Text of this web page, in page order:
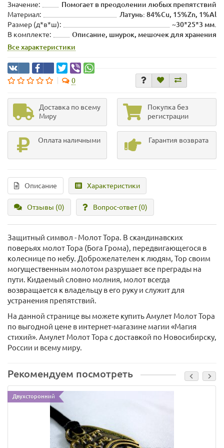
Значение:
Помогает в преодолении любых препятствий
Материал:
Латунь: 84%Cu, 15%Zn, 1%Al
Размер (д*в*ш):
~30*25*3 мм.
В комплекте:
Описание, шнурок, мешочек для хранения
Все характеристики
0
Доставка по всему
Миру
Покупка без
регистрации
Оплата наличными Гарантия возврата
Описание Характеристики
Отзывы (0) Вопрос-ответ(0)
Защитный символ - Молот Тора. В скандинавских
поверьях молот Тора (Бога Грома), передвигающегося в
колеснице по небу. Доброжелателен к людям, Тор своим
могущественным молотом разрушает все преграды на
пути. Кидаемый словно молния, молот всегда
возвращается к владельцу в его руку и служит для
устранения препятствий.
На данной странице вы можете купить Амулет Молот Тора
по выгодной цене в интернет-магазине магии «Магия
стихий». Амулет Молот Тора с доставкой по Новосибирску,
России и всему миру.
Рекомендуем посмотреть
Двухсторонний